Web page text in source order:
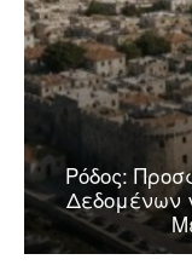
Ρόδος:
Δεδομένων